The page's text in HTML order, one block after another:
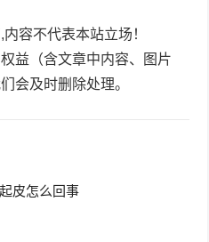
容不代表本站立场！
益（含文章中内容、图片
会及时删除处理。
皮怎么回事